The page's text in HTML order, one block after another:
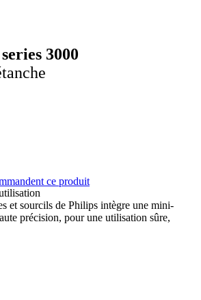
3000
ce produit
et sourcils de Philips intègre une mini-
précision, pour une utilisation sûre,